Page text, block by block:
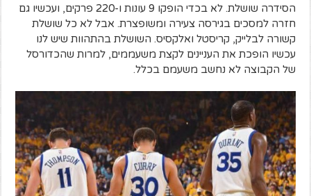
הסידרה שושלת. לא בכדי הופקו 9 עונות ו-220 פרקים, ועכשיו גם
חזרה למסכים בגירסה צעירה ומשופצרת. אבל לא כל שושלת
קשורה לבלייק, קריסטל ואלקסיס. השושלת בהתהוות שיש לנו
עכשיו הופכת את העניינים לקצת משעממים, למרות שהכדורסל
של הקבוצה לא נחשב משעמם בכלל.